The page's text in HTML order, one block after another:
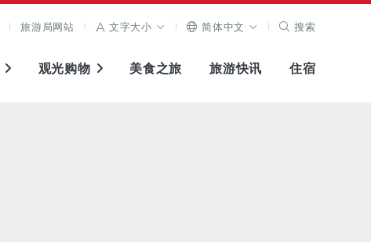
旅游局网站 文字大小 简体中文 搜索
观光购物 美食之旅 旅游快讯 住宿